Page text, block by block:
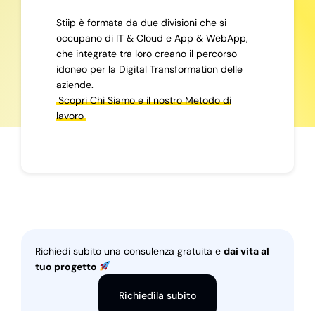
Stiip è formata da due divisioni che si
occupano di IT & Cloud e App & WebApp,
che integrate tra loro creano il percorso
idoneo per la Digital Transformation delle
aziende.
Scopri Chi Siamo e il nostro Metodo di
lavoro
Richiedi subito una consulenza gratuita e dai vita al
tuo progetto
Richiedila subito